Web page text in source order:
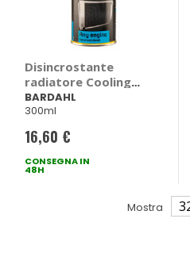
Disincrostante
radiatore Cooling
System Fast Flush -
BARDAHL
BARDAHL
300ml
16,60 €
CONSEGNA IN
48H
Mostra